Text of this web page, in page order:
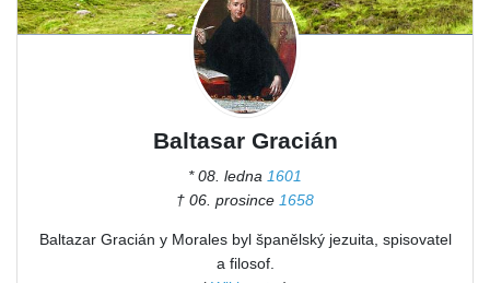
Baltasar Gracián
* 08. ledna 1601
† 06. prosince 1658
Baltazar Gracián y Morales byl španělský jezuita, spisovatel
a filosof.